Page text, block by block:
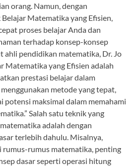
orang. Namun, dengan
Matematika yang Efisien,
proses belajar Anda dan
terhadap konsep-konsep
ahli pendidikan matematika, Dr. Jo
Matematika yang Efisien adalah
prestasi belajar dalam
metode yang tepat,
potensi maksimal dalam memahami
Salah satu teknik yang
adalah dengan
terlebih dahulu. Misalnya,
rumus-rumus matematika, penting
dasar seperti operasi hitung